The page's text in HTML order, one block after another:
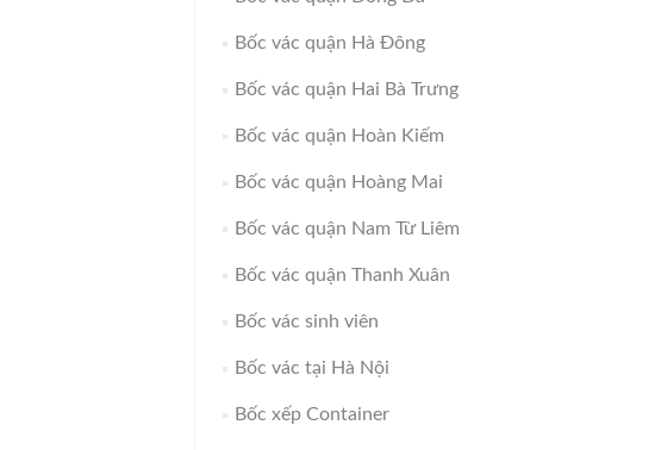
Bốc vác quận Hà Đông
Bốc vác quận Hai Bà Trưng
Bốc vác quận Hoàn Kiếm
Bốc vác quận Hoàng Mai
Bốc vác quận Nam Từ Liêm
Bốc vác quận Thanh Xuân
Bốc vác sinh viên
Bốc vác tại Hà Nội
Bốc xếp Container